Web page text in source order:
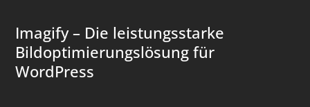
Imagify – Die leistungsstarke
Bildoptimierungslösung für
WordPress